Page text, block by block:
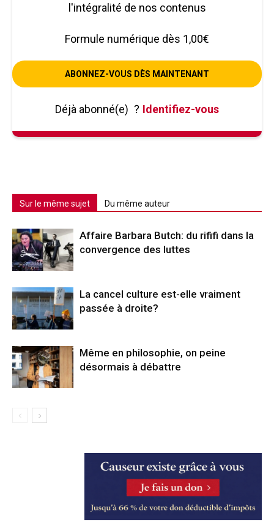
l'intégralité de nos contenus
Formule numérique dès 1,00€
ABONNEZ-VOUS DÈS MAINTENANT
Déjà abonné(e) ? Identifiez-vous
Sur le même sujet Du même auteur
Affaire Barbara Butch: du rififi dans la
convergence des luttes
La cancel culture est-elle vraiment
passée à droite?
Même en philosophie, on peine
désormais à débattre